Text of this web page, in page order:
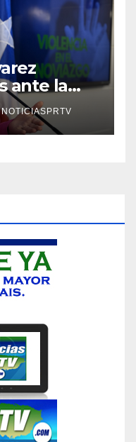
ante la